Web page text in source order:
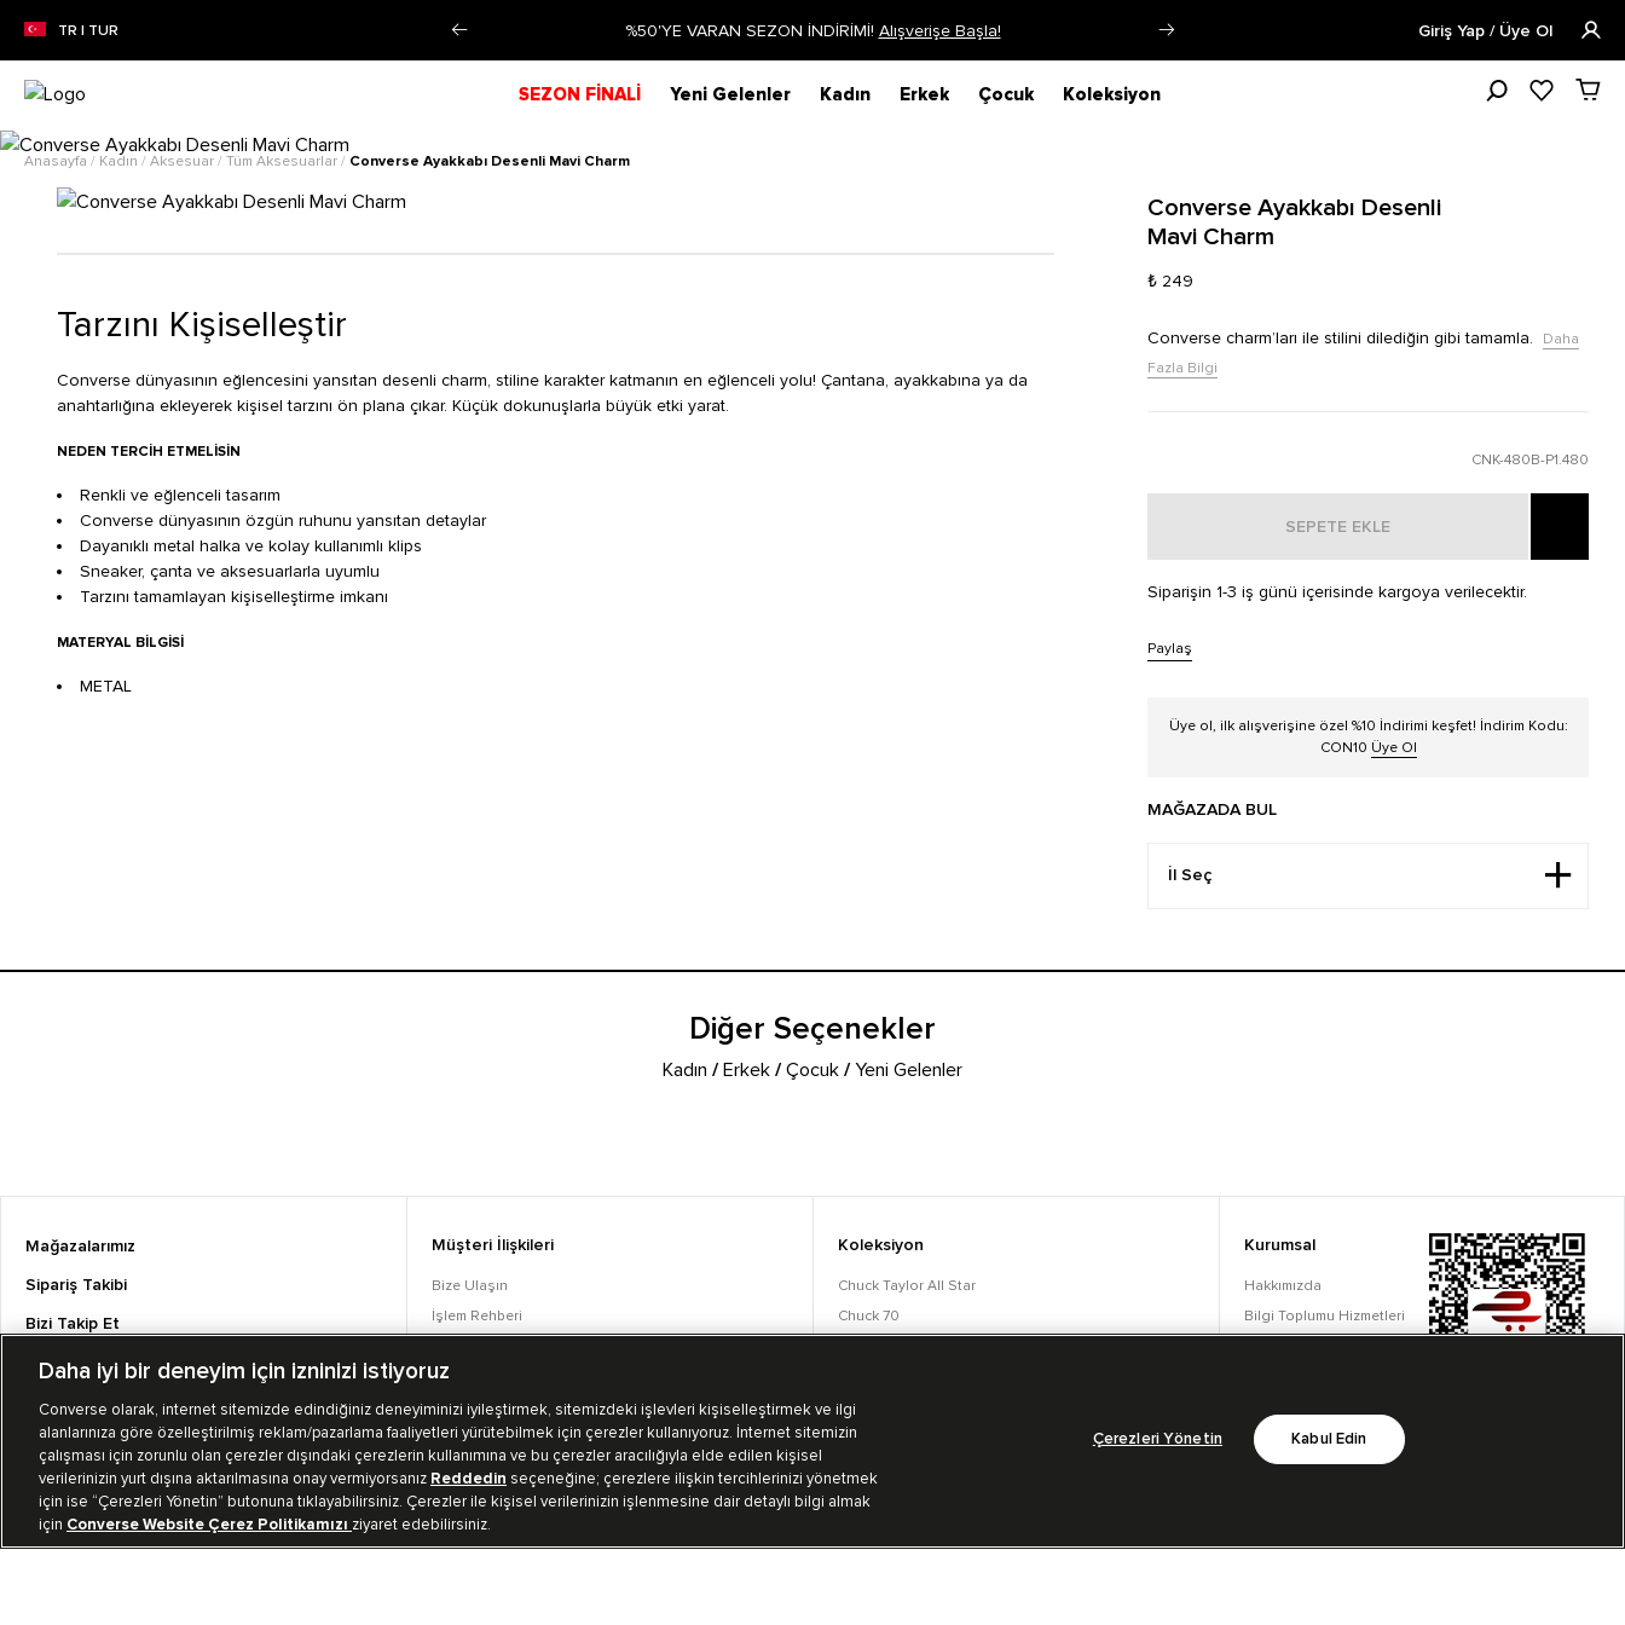
TR | TUR
farksız 4 taksit imkanı! %50'YE VARAN SEZON İNDİRİMİ! Alışverişe Başla! Siparişin 1-3 iş günü içerisinde
Giriş Yap / Üye Ol
SEZON FİNALİ Yeni Gelenler Kadın Erkek Çocuk Koleksiyon
Anasayfa / Kadın / Aksesuar / Tüm Aksesuarlar / Converse Ayakkabı Desenli Mavi Charm
Tarzını Kişiselleştir
Converse dünyasının eğlencesini yansıtan desenli charm, stiline karakter katmanın en eğlenceli yolu! Çantana, ayakkabına ya da
anahtarlığına ekleyerek kişisel tarzını ön plana çıkar. Küçük dokunuşlarla büyük etki yarat.
NEDEN TERCIH ETMELISIN
Renkli ve eğlenceli tasarım
Converse dünyasının özgün ruhunu yansıtan detaylar
Dayanıklı metal halka ve kolay kullanımlı klips
Sneaker, çanta ve aksesuarlarla uyumlu
Tarzını tamamlayan kişiselleştirme imkanı
MATERYAL BILGISI
METAL
Converse Ayakkabı Desenli
Mavi Charm
₺ 249
Converse charm’ları ile stilini dilediğin gibi tamamla.
Daha
Fazla Bilgi
CNK-480B-P1.480
SEPETE EKLE
Siparişin 1-3 iş günü içerisinde kargoya verilecektir.
Paylaş
Üye ol, ilk alışverişine özel %10 İndirimi keşfet! İndirim Kodu:
CON10 Üye Ol
MAĞAZADA BUL
Diğer Seçenekler
Kadın /Erkek /Çocuk /Yeni Gelenler
Mağazalarımız
Sipariş Takibi
Bizi Takip Et
Müşteri İlişkileri
Bize Ulaşın
İşlem Rehberi
Converse Coins
Koleksiyon
Chuck Taylor All Star
Chuck 70
Bot Koleksiyonu
Kurumsal
Hakkımızda
Bilgi Toplumu Hizmetleri
TR | TUR
Daha iyi bir deneyim için izninizi istiyoruz
Converse olarak, internet sitemizde edindiğiniz deneyiminizi iyileştirmek, sitemizdeki işlevleri kişiselleştirmek ve ilgi
alanlarınıza göre özelleştirilmiş reklam/pazarlama faaliyetleri yürütebilmek için çerezler kullanıyoruz. İnternet sitemizin
çalışması için zorunlu olan çerezler dışındaki çerezlerin kullanımına ve bu çerezler aracılığıyla elde edilen kişisel
verilerinizin yurt dışına aktarılmasına onay vermiyorsanız Reddedin seçeneğine; çerezlere ilişkin tercihlerinizi yönetmek
için ise “Çerezleri Yönetin” butonuna tıklayabilirsiniz. Çerezler ile kişisel verilerinizin işlenmesine dair detaylı bilgi almak
için Converse Website Çerez Politikamızı ziyaret edebilirsiniz.
Çerezleri Yönetin Kabul Edin